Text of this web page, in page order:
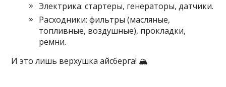
Электрика: стартеры, генераторы, датчики.
Расходники: фильтры (масляные,
топливные, воздушные), прокладки,
ремни.
И это лишь верхушка айсберга! 🏔️